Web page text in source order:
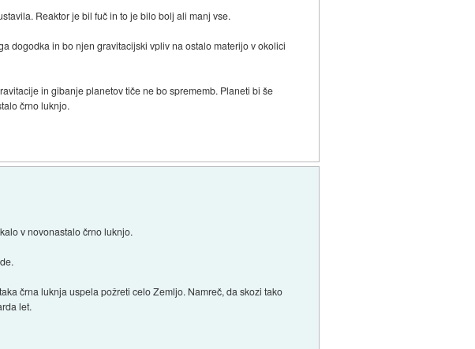
Reaktor je bil fuč in to je bilo bolj ali manj vse.
dogodka in bo njen gravitacijski vpliv na ostalo materijo v okolici
in gibanje planetov tiče ne bo sprememb. Planeti bi še
črno luknjo.
v novonastalo črno luknjo.
črna luknja uspela požreti celo Zemljo. Namreč, da skozi tako
let.